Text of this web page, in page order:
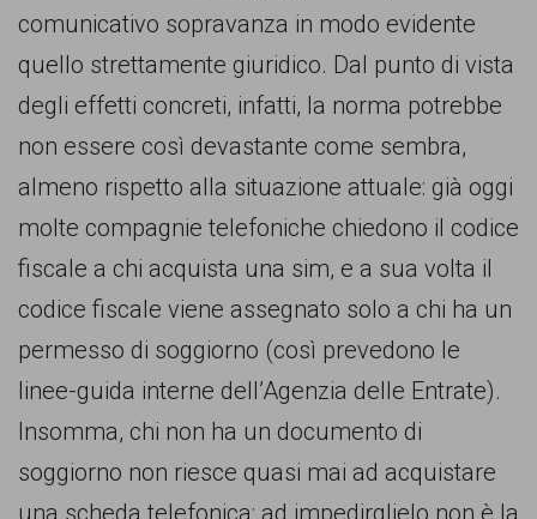
comunicativo sopravanza in modo evidente
quello strettamente giuridico. Dal punto di vista
degli effetti concreti, infatti, la norma potrebbe
non essere così devastante come sembra,
almeno rispetto alla situazione attuale: già oggi
molte compagnie telefoniche chiedono il codice
fiscale a chi acquista una sim, e a sua volta il
codice fiscale viene assegnato solo a chi ha un
permesso di soggiorno (così prevedono le
linee-guida interne dell’Agenzia delle Entrate).
Insomma, chi non ha un documento di
soggiorno non riesce quasi mai ad acquistare
una scheda telefonica: ad impedirglielo non è la